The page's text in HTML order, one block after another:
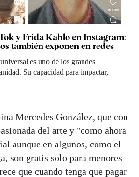
y Frida Kahlo en Instagram:
también exponen en redes
es uno de los grandes
Su capacidad para impactar,
Mercedes González, que con
del arte y "como ahora
aunque en algunos, como el
son gratis solo para menores
que cuando tenga que pagar